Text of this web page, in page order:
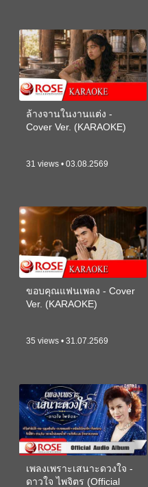
ล้างจานในงานแต่ง -
Cover Ver. (KARAOKE)
31 views • 03.08.2569
ขอบคุณแฟนเพลง - Cover
Ver. (KARAOKE)
35 views • 31.07.2569
เพลงเพราะเสนาะดวงใจ -
ดาวใจ ไพจิตร (Official